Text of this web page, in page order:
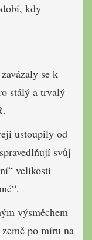
kdy
se k
stálý a trvalý
ustoupily od
svůj
velikosti
výsměchem
po míru na